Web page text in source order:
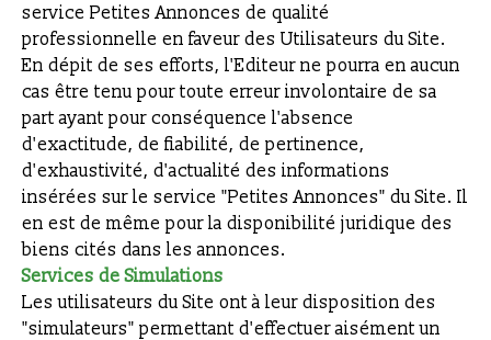
service Petites Annonces de qualité
professionnelle en faveur des Utilisateurs du Site.
En dépit de ses efforts, l'Editeur ne pourra en aucun
cas être tenu pour toute erreur involontaire de sa
part ayant pour conséquence l'absence
d'exactitude, de fiabilité, de pertinence,
d'exhaustivité, d'actualité des informations
insérées sur le service "Petites Annonces" du Site. Il
en est de même pour la disponibilité juridique des
biens cités dans les annonces.
Services de Simulations
Les utilisateurs du Site ont à leur disposition des
"simulateurs" permettant d'effectuer aisément un